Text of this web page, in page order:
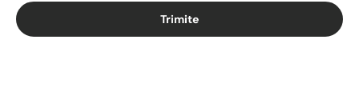
Trimite